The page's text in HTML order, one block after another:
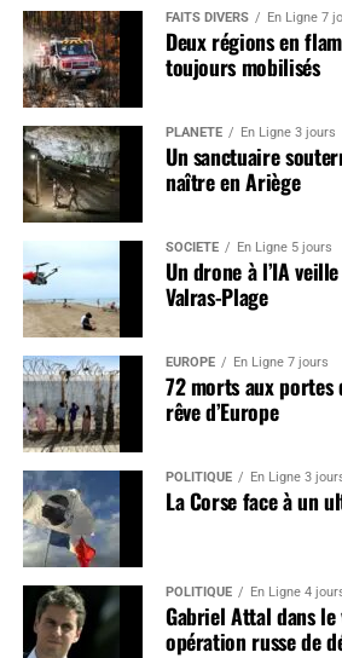
FAITS DIVERS En Ligne 7
Deux régions en
toujours mobilisés
PLANÈTE En Ligne 3 jours
Un sanctuaire
naître en Ariège
SOCIÉTÉ En Ligne 5 jours
Un drone à l’IA
Valras-Plage
EUROPE En Ligne 7 jours
72 morts aux portes
rêve d’Europe
POLITIQUE En Ligne 3
La Corse face à un
POLITIQUE En Ligne 4
Gabriel Attal dans le
opération russe de